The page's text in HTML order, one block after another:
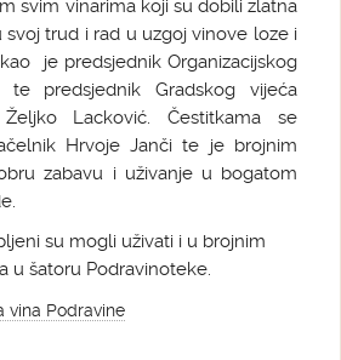
svim vinarima koji su dobili zlatna
svoj trud i rad u uzgoj vinove loze i
je predsjednik Organizacijskog
te predsjednik Gradskog vijeća
Lacković. Čestitkama se
Hrvoje Janči te je brojnim
zabavu i uživanje u bogatom
su mogli uživati i u brojnim
u šatoru Podravinoteke.
vina Podravine